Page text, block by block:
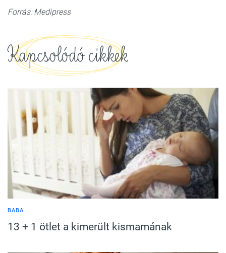
Forrás: Medipress
Kapcsolódó cikkek
BABA
13 + 1 ötlet a kimerült kismamának